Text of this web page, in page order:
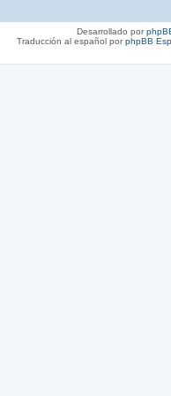
Desarrollado por
Traducción al español porphpBB